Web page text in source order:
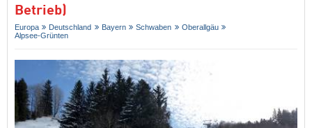
Betrieb)
Europa Deutschland Bayern Schwaben
Oberallgäu
Alpsee-Grünten